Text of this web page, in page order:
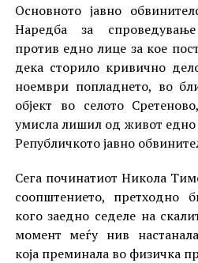
Основното јавно
Наредба за
против едно лице за кое
дека сторило кривично
ноември попладнето, во
објект во селото
умисла лишил од живот
Републичкото јавно
Сега починатиот Никола
соопштението, претходно
кого заедно седеле на
момент меѓу нив
која преминала во физичка